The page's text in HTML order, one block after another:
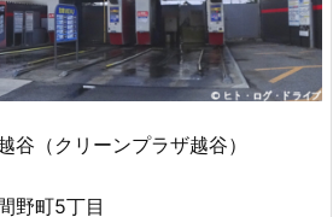
谷（クリーンプラザ越谷）
野町5丁目